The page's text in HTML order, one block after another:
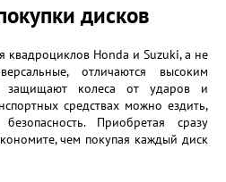
дисков
квадроциклов Honda и Suzuki, а не
отличаются высоким
защищают колеса от ударов и
средствах можно ездить,
Приобретая сразу
чем покупая каждый диск